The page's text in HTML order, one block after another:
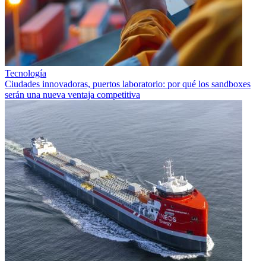
Tecnología
Ciudades innovadoras, puertos laboratorio: por qué los sandboxes
serán una nueva ventaja competitiva